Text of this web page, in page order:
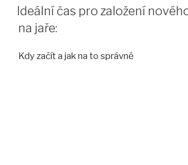
Ideální čas pro založení
na jaře:
Kdy začít a jak na to správně